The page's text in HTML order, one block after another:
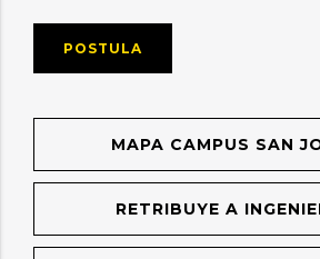
POSTULA
MAPA CAMPUS SAN
RETRIBUYE A